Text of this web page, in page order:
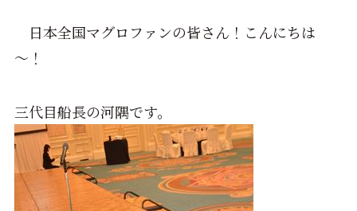
日本全国マグロファンの皆さん！こんにちは
～！
三代目船長の河隅です。